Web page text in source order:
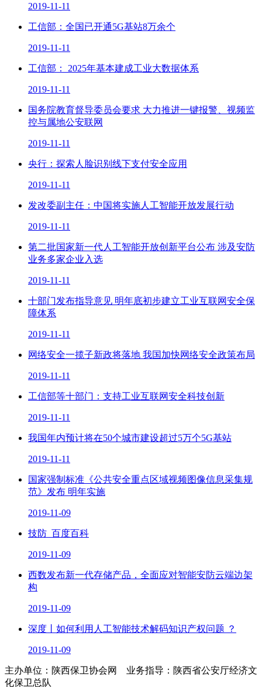
2019-11-11
工信部：全国已开通5G基站8万余个
2019-11-11
工信部： 2025年基本建成工业大数据体系
2019-11-11
国务院教育督导委员会要求 大力推进一键报警、视频监
控与属地公安联网
2019-11-11
央行：探索人脸识别线下支付安全应用
2019-11-11
发改委副主任：中国将实施人工智能开放发展行动
2019-11-11
第二批国家新一代人工智能开放创新平台公布 涉及安防
业务多家企业入选
2019-11-11
十部门发布指导意见 明年底初步建立工业互联网安全保
障体系
2019-11-11
网络安全一揽子新政将落地 我国加快网络安全政策布局
2019-11-11
工信部等十部门：支持工业互联网安全科技创新
2019-11-11
我国年内预计将在50个城市建设超过5万个5G基站
2019-11-11
国家强制标准《公共安全重点区域视频图像信息采集规
范》发布 明年实施
2019-11-09
技防_百度百科
2019-11-09
西数发布新一代存储产品，全面应对智能安防云端边架
构
2019-11-09
深度丨如何利用人工智能技术解码知识产权问题 ？
2019-11-09
主办单位：陕西保卫协会网 业务指导：陕西省公安厅经济文
化保卫总队